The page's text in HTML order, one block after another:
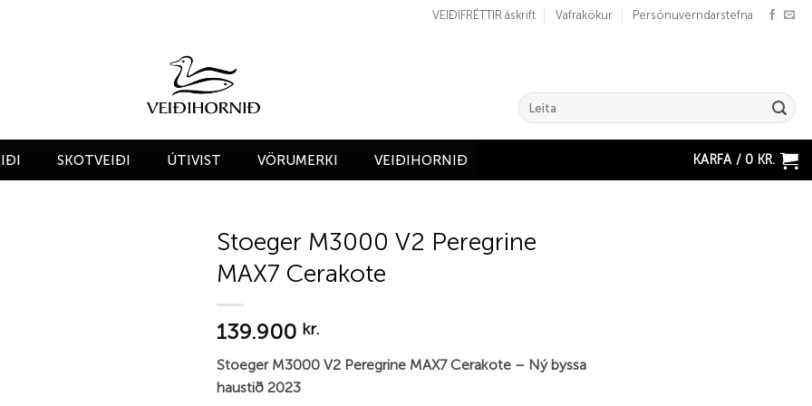
VEIÐIFRÉTTIR áskrift Vafrakökur Persónuverndarstefna
Search
for:
SKOTVEIÐI ÚTIVIST VÖRUMERKI VEIÐIHORNIÐ KARFA / 0 KR.
Stoeger M3000 V2 Peregrine
MAX7 Cerakote
139.900 kr.
Stoeger M3000 V2 Peregrine MAX7 Cerakote – Ný byssa
haustið 2023